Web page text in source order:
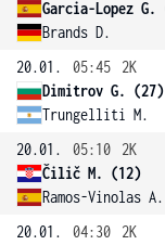
Brands D.
20.01.
05:45
2K
Dimitrov G. (27)
Trungelliti M.
20.01.
05:10
2K
Čilič M. (12)
Ramos-Vinolas A.
20.01.
04:30
2K